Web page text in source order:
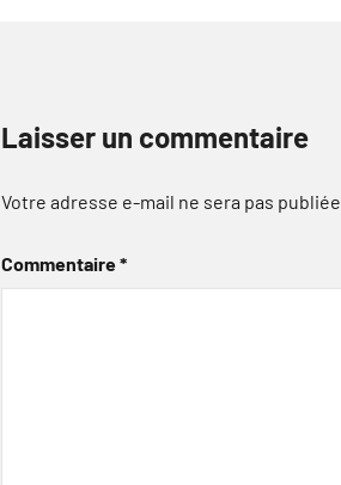
Laisser un commentaire
Votre adresse e-mail ne sera pas publiée.
Commentaire*